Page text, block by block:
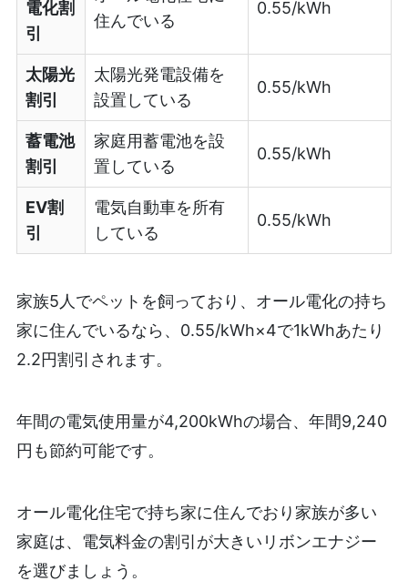
電化割
引
住んでいる
0.55/kWh
太陽光
割引
太陽光発電設備を
設置している
0.55/kWh
蓄電池
割引
家庭用蓄電池を設
置している
0.55/kWh
EV割
引
電気自動車を所有
している
0.55/kWh
家族5人でペットを飼っており、オール電化の持ち
家に住んでいるなら、0.55/kWh×4で1kWhあたり
2.2円割引されます。
年間の電気使用量が4,200kWhの場合、年間9,240
円も節約可能です。
オール電化住宅で持ち家に住んでおり家族が多い
家庭は、電気料金の割引が大きいリボンエナジー
を選びましょう。